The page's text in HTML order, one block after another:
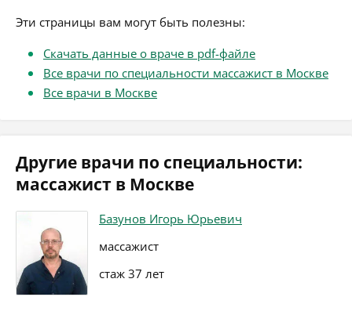
Эти страницы вам могут быть полезны:
Скачать данные о враче в pdf-файле
Все врачи по специальности массажист в Москве
Все врачи в Москве
Другие врачи по специальности:
массажист в Москве
Базунов Игорь Юрьевич
массажист
стаж 37 лет